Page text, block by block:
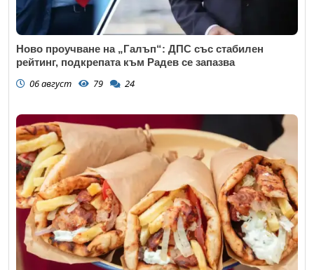
Ново проучване на „Галъп“: ДПС със стабилен
рейтинг, подкрепата към Радев се запазва
06 август 79 24